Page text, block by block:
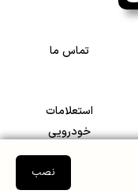
تماس ما
استعلامات
خودرویی
نصب